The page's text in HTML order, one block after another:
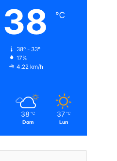
38 ℃
38º - 33º
17%
4.22 km/h
38 ℃
Dom
37 ℃
Lun